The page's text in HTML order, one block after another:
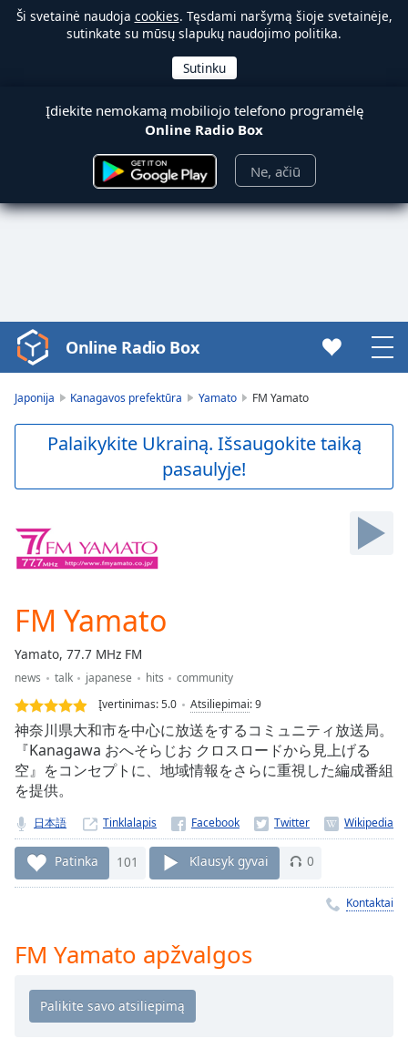
Ši svetainė naudoja cookies. Tęsdami naršymą šioje svetainėje,
sutinkate su mūsų slapukų naudojimo politika.
Įdiekite nemokamą mobiliojo telefono programėlę
Online Radio Box
Ne, ačiū
Video
Player
Skip
Skip
Forward
Mute
Loaded:
0.00%
Stream
TypeLIVE
Seek to
live,
currently
behind
live LIVE
Remaining
Time-
Chapters
Chapters
Online Radio Box
Japonija Kanagavos prefektūra Yamato FM Yamato
Palaikykite Ukrainą. Išsaugokite taiką
pasaulyje!
FM Yamato
Yamato, 77.7 MHz FM
news talk japanese hits
community
Įvertinimas:5.0 Atsiliepimai:9
神奈川県大和市を中心に放送をするコミュニティ放送局。
『Kanagawa おへそらじお クロスロードから見上げる
空』をコンセプトに、地域情報をさらに重視した編成番組
を提供。
日本語 Tinklalapis
Patinka 101 Klausyk gyvai 0
Kontaktai
FM Yamato apžvalgos